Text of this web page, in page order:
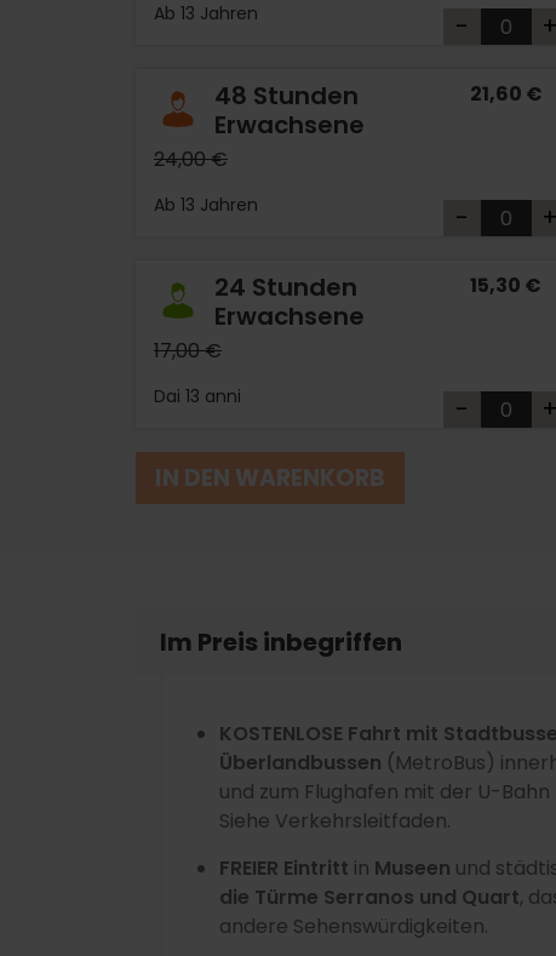
Ab 13 Jahren - +
48 Stunden
Erwachsene
24,00 €
Ab 13 Jahren
21,60 €
- +
24 Stunden
Erwachsene
17,00 €
Dai 13 anni
15,30 €
- +
IN DEN WARENKORB
Im Preis inbegriffen
KOSTENLOSE Fahrt mit
Überlandbussen (MetroBus)
und zum Flughafen mit der U-Bahn
Siehe Verkehrsleitfaden.
FREIER Eintritt in Museen und
die Türme Serranos und Quart,
andere Sehenswürdigkeiten.